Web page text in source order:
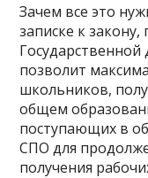
Зачем все это
записке к
позволит
школьников,
общем
поступающих в
СПО для
получения